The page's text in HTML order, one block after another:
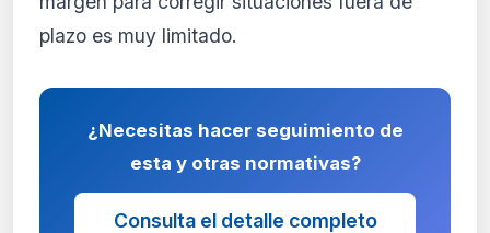
plazo es muy limitado.
¿Necesitas hacer seguimiento de
esta y otras normativas?
Consulta el detalle completo